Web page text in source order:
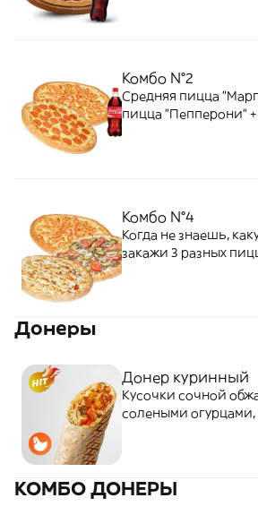
Комбо N°2
Средняя пицца
пицца "Пепперони" +
Комбо N°4
Когда не знаешь,
закажи 3 разных
Донеры
Донер куринный
Кусочки сочной
солеными
хрустящем лаваше.
КОМБО ДОНЕРЫ